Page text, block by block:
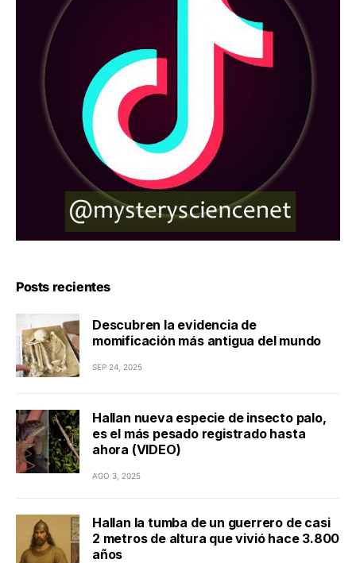
Posts recientes
Descubren la evidencia de
momificación más antigua del mundo
SEP 24, 2025
Hallan nueva especie de insecto palo,
es el más pesado registrado hasta
ahora (VIDEO)
AGO 3, 2025
Hallan la tumba de un guerrero de casi
2 metros de altura que vivió hace 3.800
años